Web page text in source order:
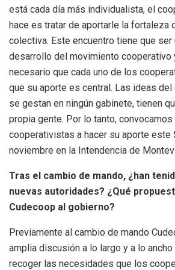
está cada día más individualista, el
hace es tratar de aportarle la fortaleza
colectiva. Este encuentro tiene que ser
desarrollo del movimiento cooperativo
necesario que cada uno de los
que su aporte es central. Las ideas
se gestan en ningún gabinete, tienen
propia gente. Por lo tanto,
cooperativistas a hacer su aporte este
noviembre en la Intendencia de
Tras el cambio de mando, ¿han
nuevas autoridades? ¿Qué
Cudecoop al gobierno?
Previamente al cambio de mando
amplia discusión a lo largo y a lo
recoger las necesidades que los